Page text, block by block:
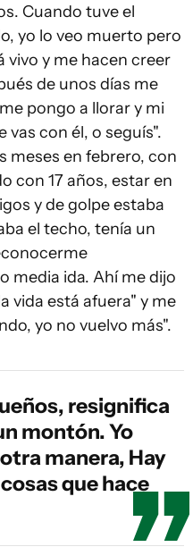
Cuando tuve el
yo lo veo muerto pero
vivo y me hacen creer
de unos días me
pongo a llorar y mi
vas con él, o seguís".
meses en febrero, con
con 17 años, estar en
y de golpe estaba
el techo, tenía un
media ida. Ahí me dijo
vida está afuera" y me
yo no vuelvo más".
resignifica
montón. Yo
manera, Hay
que hace